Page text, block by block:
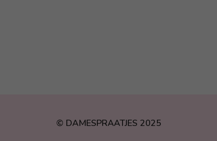
© DAMESPRAATJES 2025